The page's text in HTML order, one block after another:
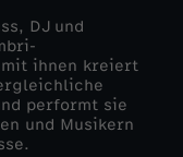
DJ und
mit ihnen kreiert
performt sie
und Musikern